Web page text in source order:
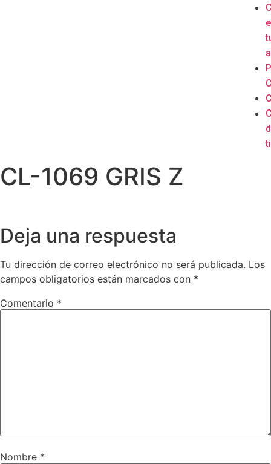
ti
CL-1069 GRIS Z
Deja una respuesta
Tu dirección de correo electrónico no será publicada. Los
campos obligatorios están marcados con *
Comentario *
Nombre *